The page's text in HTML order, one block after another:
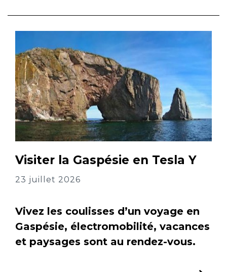
Visiter la Gaspésie en Tesla Y
23 juillet 2026
Vivez les coulisses d’un voyage en
Gaspésie, électromobilité, vacances
et paysages sont au rendez-vous.